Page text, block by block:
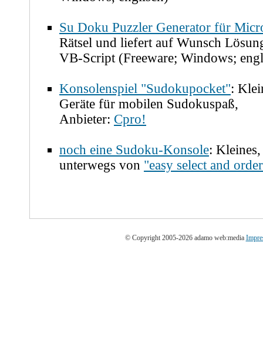
Su Doku Puzzler Generator für
Rätsel und liefert auf Wunsch
VB-Script (Freeware; Windows;
Konsolenspiel "Sudokupocket":
Geräte für mobilen Sudokuspaß,
Anbieter: Cpro!
noch eine Sudoku-Konsole:
unterwegs von "easy select and
© Copyright 2005-2026 adamo web:media